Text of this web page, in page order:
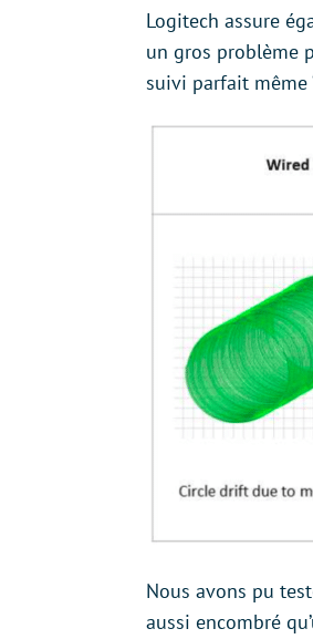
Logitech assure
un gros problème
suivi parfait même
Nous avons pu
aussi encombré